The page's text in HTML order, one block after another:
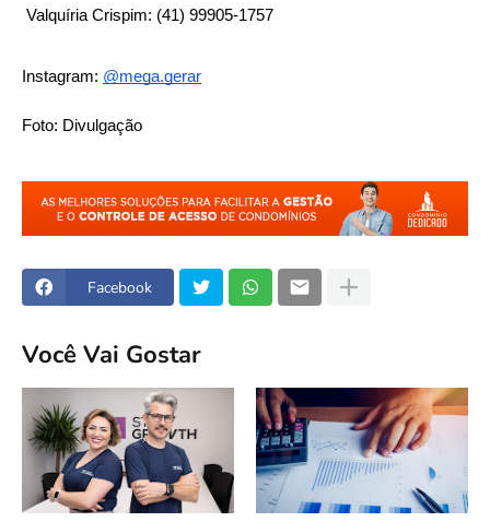
Valquíria Crispim: (41) 99905-1757
Instagram: @mega.gerar
Foto: Divulgação
Facebook
Você Vai Gostar